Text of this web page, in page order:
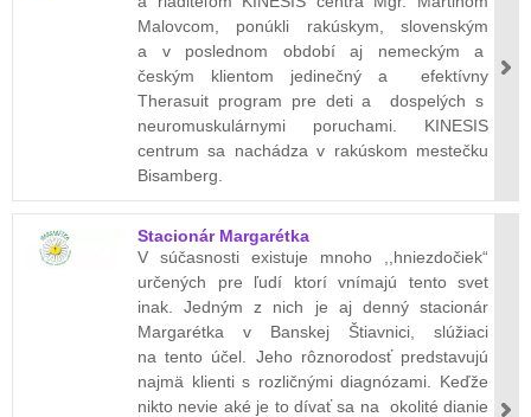
Malovcom, ponúkli rakúskym, slovenským
a v poslednom období aj nemeckým a
českým klientom jedinečný a efektívny
Therasuit program pre deti a dospelých s
neuromuskulárnymi poruchami. KINESIS
centrum sa nachádza v rakúskom mestečku
Bisamberg.
Stacionár Margarétka
V súčasnosti existuje mnoho ,,hniezdočiek“
určených pre ľudí ktorí vnímajú tento svet
inak. Jedným z nich je aj denný stacionár
Margarétka v Banskej Štiavnici, slúžiaci
na tento účel. Jeho rôznorodosť predstavujú
najmä klienti s rozličnými diagnózami. Keďže
nikto nevie aké je to dívať sa na okolité dianie